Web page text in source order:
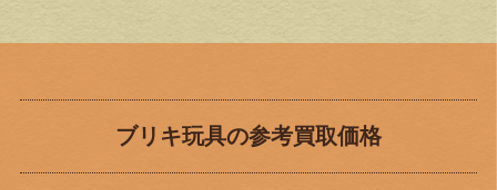
ブリキ玩具の参考買取価格